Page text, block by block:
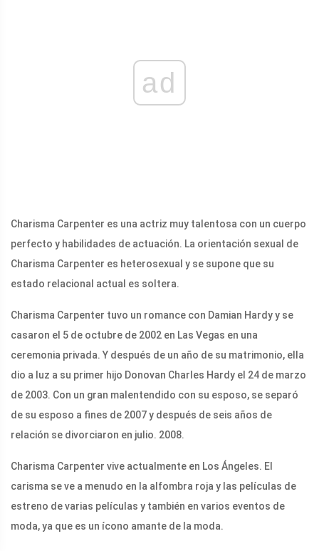
ad
Charisma Carpenter es una actriz muy talentosa con un cuerpo
perfecto y habilidades de actuación. La orientación sexual de
Charisma Carpenter es heterosexual y se supone que su
estado relacional actual es soltera.
Charisma Carpenter tuvo un romance con Damian Hardy y se
casaron el 5 de octubre de 2002 en Las Vegas en una
ceremonia privada. Y después de un año de su matrimonio, ella
dio a luz a su primer hijo Donovan Charles Hardy el 24 de marzo
de 2003. Con un gran malentendido con su esposo, se separó
de su esposo a fines de 2007 y después de seis años de
relación se divorciaron en julio. 2008.
Charisma Carpenter vive actualmente en Los Ángeles. El
carisma se ve a menudo en la alfombra roja y las películas de
estreno de varias películas y también en varios eventos de
moda, ya que es un ícono amante de la moda.